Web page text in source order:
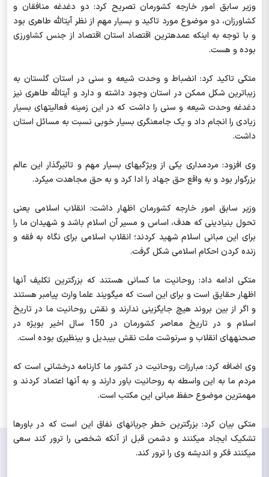
وزیر سابق امور خارجه کشورمان تصریح کرد: دو دغدغه منافقان و
کشاورزان، دو موضوع مورد تاکید و بسیار مهم از نظر آیت‎الله طاهری بود
و با توجه به اینکه عمده‎ترین اقتصاد استان اقتصاد از جنس کشاورزی
بوده و هست.
متکی تاکید کرد: انضباط و وحدت شیعه و سنی در استان گلستان به
زیباترین شکل ممکن در استان وجود داشته و دارد و آیت‎الله طاهری نیز
دغدغه وحدت شیعه و سنی را داشت که در این زمینه فعالیت‎های بسیار
زیادی را انجام داد و یک جامع‎نگری بسیار خوبی نسبت به مسائل استان
داشت.
وی افزود: مردمداری یکی از ویژگی‎های بسیار مهم و تاثیرگذار این عالم
بزرگوار بود و به واقع حق جهاد را ادا کرد و به حق مجاهدت می‎کرد.
وزیر سابق امور خارجه کشورمان اظهار داشت: انقلاب اسلامی یعنی
تحول بنیادینی که هدف، اساس و مسیر آن اسلام باشد و شهیدان ما را
برای این مبانی اسلام شهید کردند؛ انقلاب اسلامی برای نگاه به فقه و
زنده کردن احکام اسلامی شکل گرفت.
متکی ادامه داد: روحانیت ما کسانی هستند که بزرگترین تکلیف آنها
اظهار حقایق است و برای این است که می‎گویند علما وارث پیامبر هستند
و اگر از بین بروند هیچ جایگزینی ندارند و نقش روحانیت ما در تاریخ
اسلام و در تاریخ معاصر کشورمان در 150 سال اخیر بویژه در
صحنه‎های انقلاب و سرنوشت ملت نقش بی‎بدیل و بی‎نظیری بوده است.
وی اضافه کرد: مبارزات روحانیت در کشور ما کارنامه درخشانی است که
مردم ما به این واسطه به روحانیت باور دارند و به آنها اعتماد کردند و
مهمترین موضوع حفظ مبانی این مکتب است.
متکی بیان کرد: بزرگترین خطر جریان‎های نفاق این است که در باورها
تشکیک ایجاد می‎کنند و دشمن قبل از آنکه شخصی را ترور کند سعی
می‎کنند فکر و اندیشه وی را ترور کند.